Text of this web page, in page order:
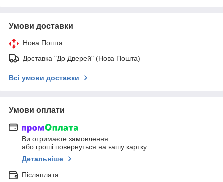
Умови доставки
Нова Пошта
Доставка "До Дверей" (Нова Пошта)
Всі умови доставки
Умови оплати
Ви отримаєте замовлення
або гроші повернуться на вашу картку
Детальніше
Післяплата